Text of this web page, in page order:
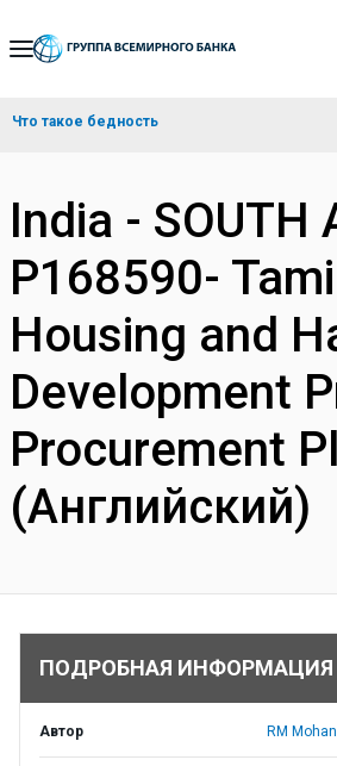
Skip
Navigation
Что такое бедность
India - SOUTH
P168590-
Housing and
Development
Procurement
(Английский)
ПОДРОБНАЯ ИНФОРМАЦИЯ
Автор RM